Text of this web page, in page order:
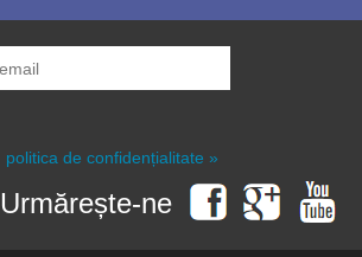
politica de confidențialitate »
Urmărește-ne